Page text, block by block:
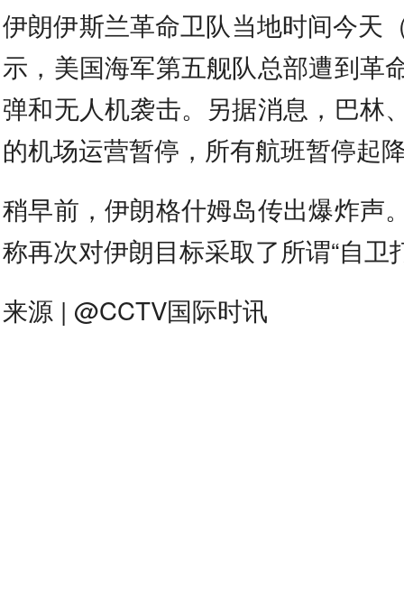
伊朗伊斯兰革命卫队当地时间今天
示，美国海军第五舰队总部遭到革
弹和无人机袭击。另据消息，巴林
的机场运营暂停，所有航班暂停起
稍早前，伊朗格什姆岛传出爆炸声
称再次对伊朗目标采取了所谓“自卫
来源 | @CCTV国际时讯